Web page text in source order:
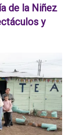
de la Niñez
y